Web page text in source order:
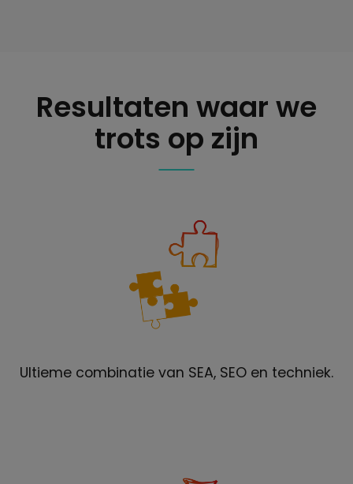
Resultaten waar we
trots op zijn
Ultieme combinatie van SEA, SEO en techniek.